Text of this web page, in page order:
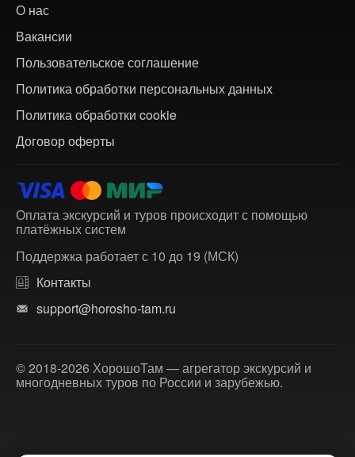
О нас
Вакансии
Пользовательское соглашение
Политика обработки персональных данных
Политика обработки cookie
Договор оферты
Оплата экскурсий и туров происходит с помощью
платёжных систем
Поддержка работает с 10 до 19 (МСК)
Контакты
support@horosho-tam.ru
© 2018-2026 ХорошоТам — агрегатор экскурсий и
многодневных туров по России и зарубежью.